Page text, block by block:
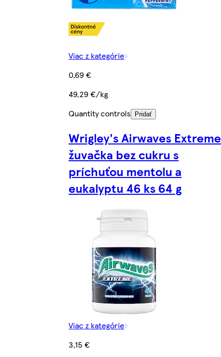
Viac z kategórie
0,69 €
49,29 €/kg
Quantity controls
Pridať
Wrigley's Airwaves Extreme
žuvačka bez cukru s
príchuťou mentolu a
eukalyptu 46 ks 64 g
Viac z kategórie
3,15 €